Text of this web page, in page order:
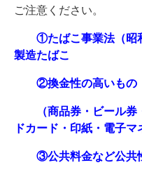
ご注意ください。
①たばこ事業法（昭
製造たばこ
②換金性の高いもの
（商品券・ビール券
ドカード・印紙・電子マ
③公共料金など公共